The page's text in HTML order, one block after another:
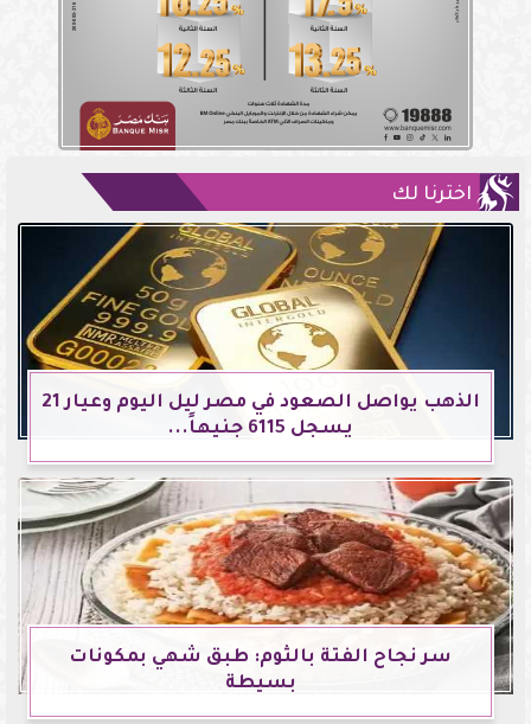
اخترنا لك
الذهب يواصل الصعود في مصر ليل اليوم وعيار 21
يسجل 6115 جنيهاً...
سر نجاح الفتة بالثوم: طبق شهي بمكونات
بسيطة